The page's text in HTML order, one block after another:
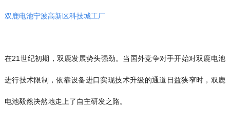
双鹿电池宁波高新区科技城工厂
在21世纪初期，双鹿发展势头强劲。当国外竞争对手开始对双鹿电池
进行技术限制，依靠设备进口实现技术升级的通道日益狭窄时，双鹿
电池毅然决然地走上了自主研发之路。